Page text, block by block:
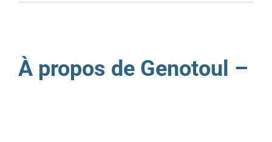
À propos de Genotoul –